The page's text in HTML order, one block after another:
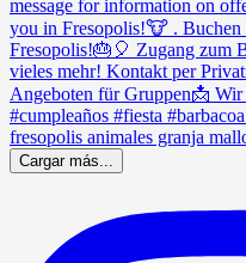
Cargar más...